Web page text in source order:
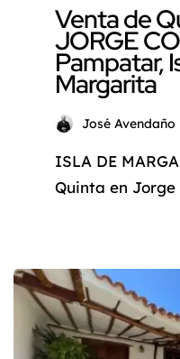
Venta de
JORGE
Pampatar,
Margarita
José Avendaño
ISLA DE
Quinta en Jorge
confort, la
ubicación ideal?
allá de esta
quinta ubicada